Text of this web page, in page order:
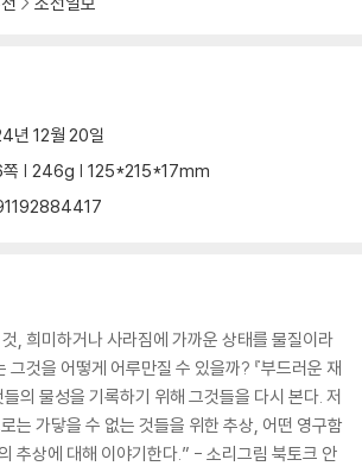
년 12월 20일
| 246g | 125*215*17mm
, 희미하거나 사라짐에 가까운 상태를 물질이라
그것을 어떻게 어루만질 수 있을까? 『부드러운 재
들의 물성을 기록하기 위해 그것들을 다시 본다. 저
는 가닿을 수 없는 것들을 위한 추상, 어떤 영구함
추상에 대해 이야기한다.” - 소리그림 북토크 안